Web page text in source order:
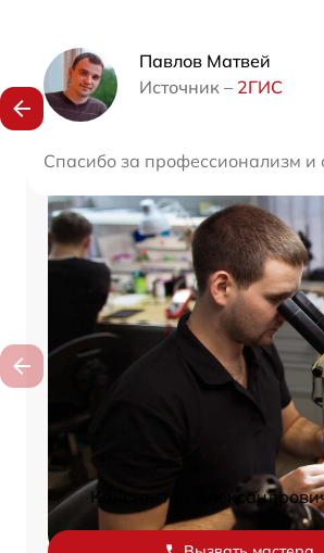
Павлов Матвей
Источник – 2ГИС
Спасибо за профессионализм и
Наши
Константин